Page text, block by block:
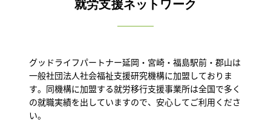
就労支援ネットワーク
グッドライフパートナー延岡・宮崎・福島駅前・郡山は
一般社団法人社会福祉支援研究機構に加盟しておりま
す。同機構に加盟する就労移行支援事業所は全国で多く
の就職実績を出していますので、安心してご利用くださ
い。